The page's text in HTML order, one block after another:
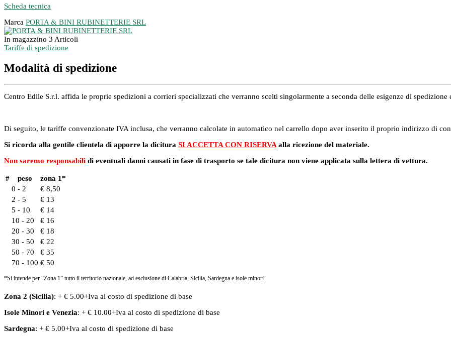
Scheda tecnica
Marca PORTA & BINI RUBINETTERIE SRL
In magazzino 3 Articoli
Tariffe di spedizione
Modalità di spedizione
Centro Edile S.r.l. affida le proprie spedizioni a corrieri specializzati che verranno scelti singolarmente a seconda delle esigenze di
Di seguito, le tariffe convenzionate IVA inclusa, che verranno calcolate in automatico nel carrello dopo aver inserito il proprio indirizzo di
Si ricorda alla gentile clientela di apporre la dicitura SI ACCETTA CON RISERVA alla ricezione del materiale.
Non saremo responsabili di eventuali danni causati in fase di trasporto se tale dicitura non viene applicata sulla lettera di vettura.
# peso
zona 1*
0 - 2
€ 8,50
2 - 5
€ 13
5 - 10
€ 14
10 - 20
€ 16
20 - 30
€ 18
30 - 50
€ 22
50 - 70
€ 35
70 - 100 € 50
*Si intende per “Zona 1” tutto il territorio nazionale, ad esclusione di Calabria, Sicilia, Sardegna e isole minori
Zona 2 (Sicilia): + € 5.00+Iva al costo di spedizione di base
Isole Minori e Venezia: + € 10.00+Iva al costo di spedizione di base
Sardegna: + € 5.00+Iva al costo di spedizione di base